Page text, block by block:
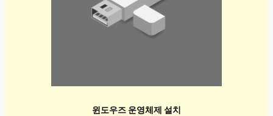
윈도우즈 운영체제 설치